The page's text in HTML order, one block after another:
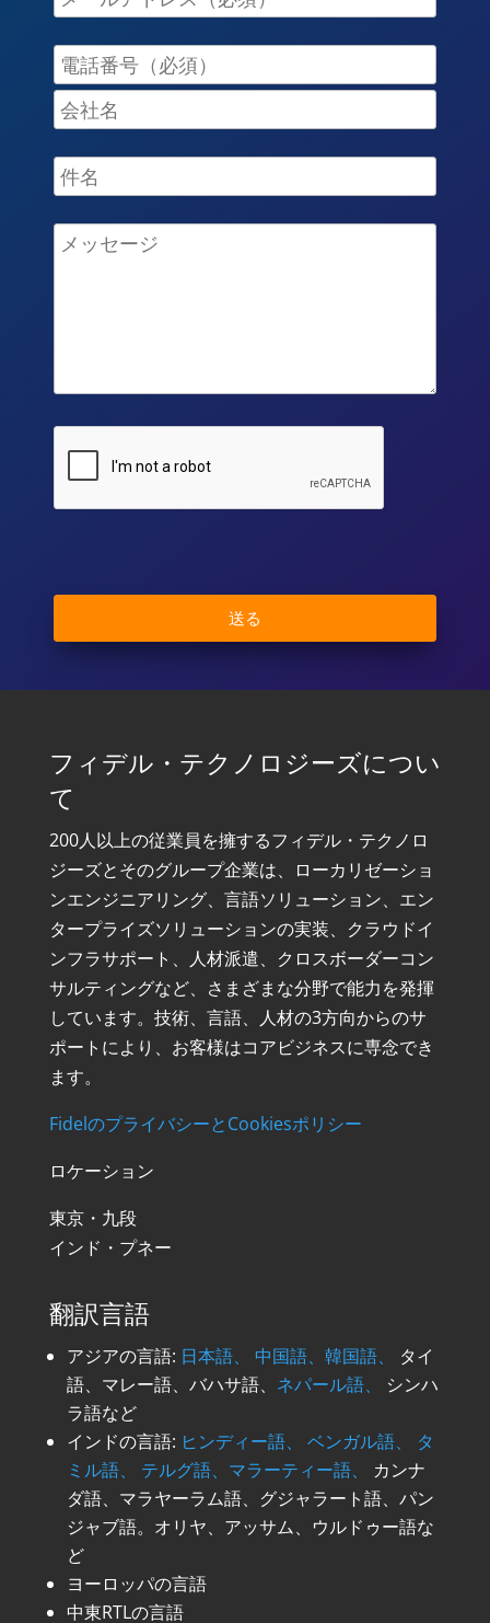
フィデル・テクノロジーズについ
て
200人以上の従業員を擁するフィデル・テクノロ
ジーズとそのグループ企業は、ローカリゼーショ
ンエンジニアリング、言語ソリューション、エン
タープライズソリューションの実装、クラウドイ
ンフラサポート、人材派遣、クロスボーダーコン
サルティングなど、さまざまな分野で能力を発揮
しています。技術、言語、人材の3方向からのサ
ポートにより、お客様はコアビジネスに専念でき
ます。
FidelのプライバシーとCookiesポリシー
ロケーション
東京・九段
インド・プネー
翻訳言語
アジアの言語: 日本語、 中国語、 韓国語、
タイ
語、マレー語、バハサ語、 ネパール語、
シンハ
ラ語など
インドの言語: ヒンディー語、 ベンガル語、
タ
ミル語、
テルグ語、 マラーティー語、
カンナ
ダ語、マラヤーラム語、グジャラート語、パン
ジャブ語。オリヤ、アッサム、ウルドゥー語な
ど
ヨーロッパの言語
中東RTLの言語